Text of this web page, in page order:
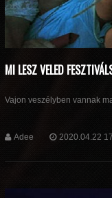
MI LESZ VELED
Vajon veszélyben vannak
Adee 2020.04.22